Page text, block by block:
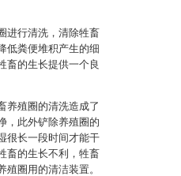
进行清洗，清除牲畜
低粪便堆积产生的细
畜的生长提供一个良
养殖圈的清洗造成了
，此外铲除养殖圈的
很长一段时间才能干
畜的生长不利，牲畜
圈用的清洁装置。